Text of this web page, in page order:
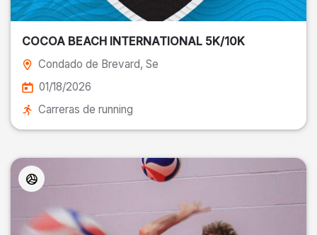
COCOA BEACH INTERNATIONAL 5K/10K
Condado de Brevard, Se
01/18/2026
Carreras de running